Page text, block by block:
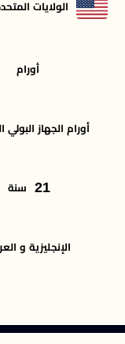
الولايات
أورام
أورام الجهاز البولي
21 سنة
الإنجليزية و